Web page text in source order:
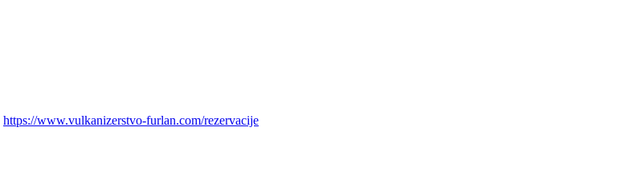
https://www.vulkanizerstvo-furlan.com/rezervacije